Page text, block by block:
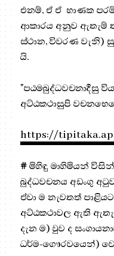
එනම්, ඒ ඒ භාණක
ආකාරය අනුව ඇතැම්
ස්ථාන, විවරණ වැනි)
යි.
"පඨමබුද්ධවචනාදීසු
අට්ඨකථාසුපි
https://
#මිහිඳු මාහිමියන්
බුද්ධවචනය අඩංගු
ඒවා ම නැවතත්
අට්ඨකථාවල ඇති
දැන ම) වුව ද
ධර්ම-ගෞරවයෙන්)